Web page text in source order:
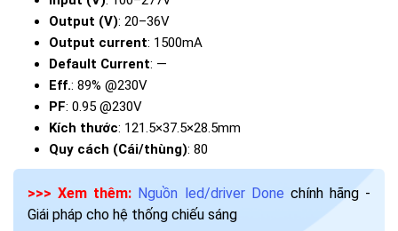
Output (V): 20–36V
Output current: 1500mA
Default Current: —
Eff.: 89% @230V
PF: 0.95 @230V
Kích thước: 121.5×37.5×28.5mm
Quy cách (Cái/thùng): 80
>>> Xem thêm: Nguồn led/driver Done chính hãng -
Giái pháp cho hệ thống chiếu sáng